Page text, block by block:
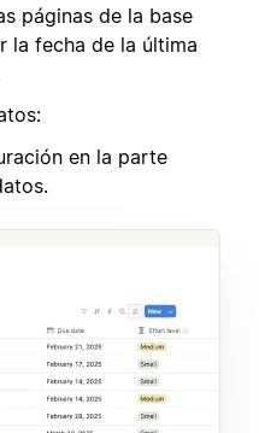
páginas de la base
la fecha de la última
en la parte